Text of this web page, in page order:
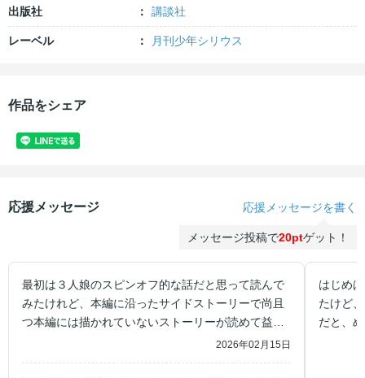
出版社 講談社
レーベル 月刊少年シリウス
作品をシェア
応援メッセージ 応援メッセージを書く
メッセージ投稿で20ptゲット！
最初は３人娘のスピンオフ的な話だと思って読んで
みたけれど、本編に沿ったサイドストーリーで尚且
つ本編には描かれていないストーリーが読めて益々
転スラの世界観が分かりやすくなっていたと思いま
2026年02月15日
はじめ
たけど
だと、